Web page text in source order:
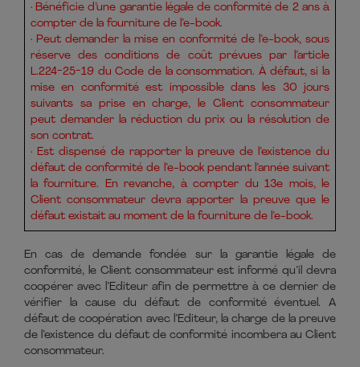
· Bénéficie d’une garantie légale de conformité de 2 ans à
compter de la fourniture de l’e-book.
· Peut demander la mise en conformité de l’e-book, sous
réserve des conditions de coût prévues par l’article
L.224-25-19 du Code de la consommation. À défaut, si la
mise en conformité est impossible dans les 30 jours
suivants sa prise en charge, le Client consommateur
peut demander la réduction du prix ou la résolution de
son contrat.
· Est dispensé de rapporter la preuve de l’existence du
défaut de conformité de l’e-book pendant l’année suivant
la fourniture. En revanche, à compter du 13e mois, le
Client consommateur devra apporter la preuve que le
défaut existait au moment de la fourniture de l’e-book.
En cas de demande fondée sur la garantie légale de
conformité, le Client consommateur est informé qu’il devra
coopérer avec l’Editeur afin de permettre à ce dernier de
vérifier la cause du défaut de conformité éventuel. A
défaut de coopération avec l’Editeur, la charge de la preuve
de l’existence du défaut de conformité incombera au Client
consommateur.